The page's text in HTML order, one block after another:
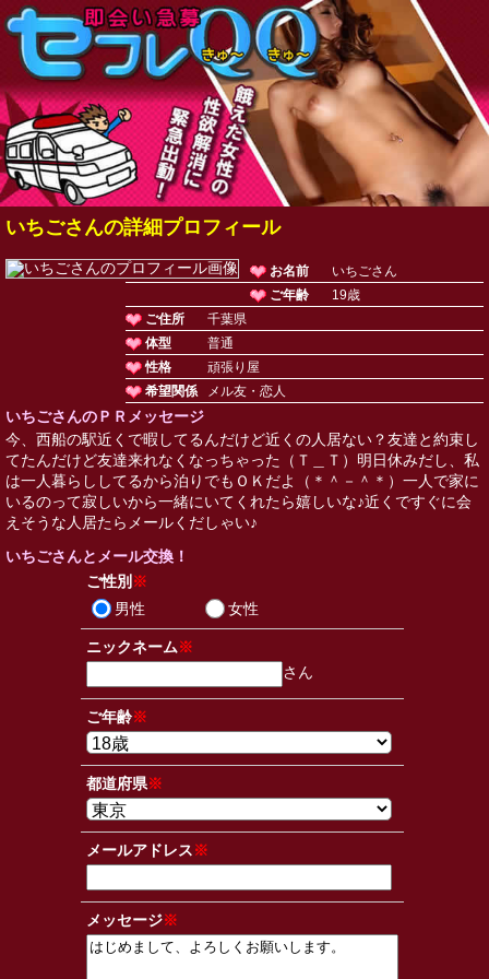
いちごさんの詳細プロフィール
お名前
いちごさん
ご年齢
19歳
ご住所
千葉県
体型
普通
性格
頑張り屋
希望関係
メル友・恋人
いちごさんのＰＲメッセージ
今、西船の駅近くで暇してるんだけど近くの人居ない？友達と約束し
てたんだけど友達来れなくなっちゃった（Ｔ＿Ｔ）明日休みだし、私
は一人暮らししてるから泊りでもＯＫだよ（＊＾－＾＊）一人で家に
いるのって寂しいから一緒にいてくれたら嬉しいな♪近くですぐに会
えそうな人居たらメールくだしゃい♪
いちごさんとメール交換！